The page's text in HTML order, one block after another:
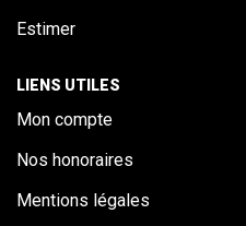
Estimer
LIENS UTILES
Mon compte
Nos honoraires
Mentions légales